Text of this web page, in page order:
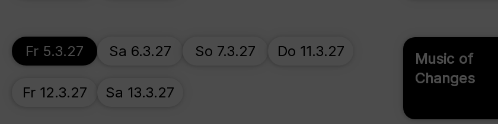
Music of
Changes
Fr 5.3.27 Sa 6.3.27 So 7.3.27 Do 11.3.27
Fr 12.3.27 Sa 13.3.27